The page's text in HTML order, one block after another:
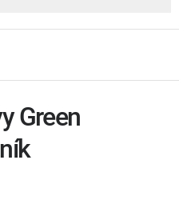
Green